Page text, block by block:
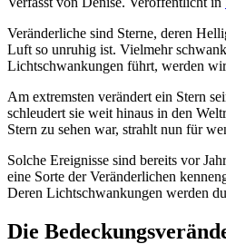
Veränderliche sind Sterne, deren
Luft so unruhig ist. Vielmehr
Lichtschwankungen führt, werden
Am extremsten verändert ein Stern
schleudert sie weit hinaus in den
Stern zu sehen war, strahlt nun für
Solche Ereignisse sind bereits vor
eine Sorte der Veränderlichen
Deren Lichtschwankungen werden
Die